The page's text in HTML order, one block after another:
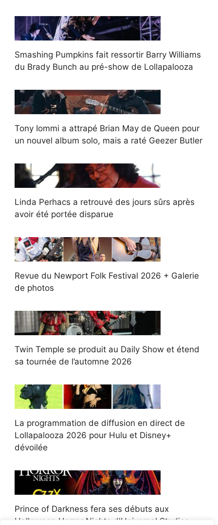
Smashing Pumpkins fait ressortir Barry Williams
du Brady Bunch au pré-show de Lollapalooza
Tony Iommi a attrapé Brian May de Queen pour
un nouvel album solo, mais a raté Geezer Butler
Linda Perhacs a retrouvé des jours sûrs après
avoir été portée disparue
Revue du Newport Folk Festival 2026 + Galerie
de photos
Twin Temple se produit au Daily Show et étend
sa tournée de l’automne 2026
La programmation de diffusion en direct de
Lollapalooza 2026 pour Hulu et Disney+
dévoilée
Prince of Darkness fera ses débuts aux
Halloween Horror Nights d'Universal Studios